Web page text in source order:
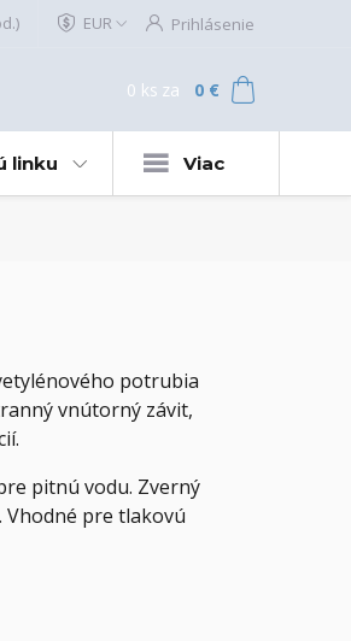
EUR Prihlásenie
0 ks za 0 €
linku Viac
potrubia
vnútorný závit,
pitnú vodu. Zverný
Vhodné pre tlakovú